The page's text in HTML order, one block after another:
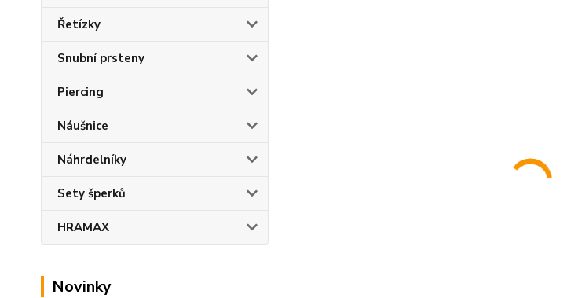
Řetízky
Snubní prsteny
Piercing
Náušnice
Náhrdelníky
Sety šperků
HRAMAX
Novinky